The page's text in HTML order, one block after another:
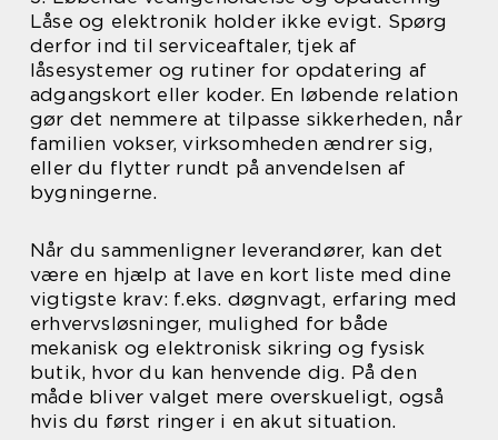
Låse og elektronik holder ikke evigt. Spørg
derfor ind til serviceaftaler, tjek af
låsesystemer og rutiner for opdatering af
adgangskort eller koder. En løbende relation
gør det nemmere at tilpasse sikkerheden, når
familien vokser, virksomheden ændrer sig,
eller du flytter rundt på anvendelsen af
bygningerne.
Når du sammenligner leverandører, kan det
være en hjælp at lave en kort liste med dine
vigtigste krav: f.eks. døgnvagt, erfaring med
erhvervsløsninger, mulighed for både
mekanisk og elektronisk sikring og fysisk
butik, hvor du kan henvende dig. På den
måde bliver valget mere overskueligt, også
hvis du først ringer i en akut situation.